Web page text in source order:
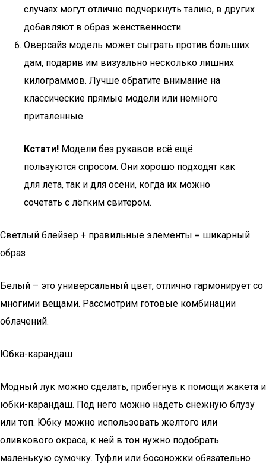
случаях могут отлично подчеркнуть талию, в других
добавляют в образ женственности.
Оверсайз модель может сыграть против больших
дам, подарив им визуально несколько лишних
килограммов. Лучше обратите внимание на
классические прямые модели или немного
приталенные.
Кстати! Модели без рукавов всё ещё
пользуются спросом. Они хорошо подходят как
для лета, так и для осени, когда их можно
сочетать с лёгким свитером.
Светлый блейзер + правильные элементы = шикарный
образ
Белый – это универсальный цвет, отлично гармонирует со
многими вещами. Рассмотрим готовые комбинации
облачений.
Юбка-карандаш
Модный лук можно сделать, прибегнув к помощи жакета и
юбки-карандаш. Под него можно надеть снежную блузу
или топ. Юбку можно использовать желтого или
оливкового окраса, к ней в тон нужно подобрать
маленькую сумочку. Туфли или босоножки обязательно